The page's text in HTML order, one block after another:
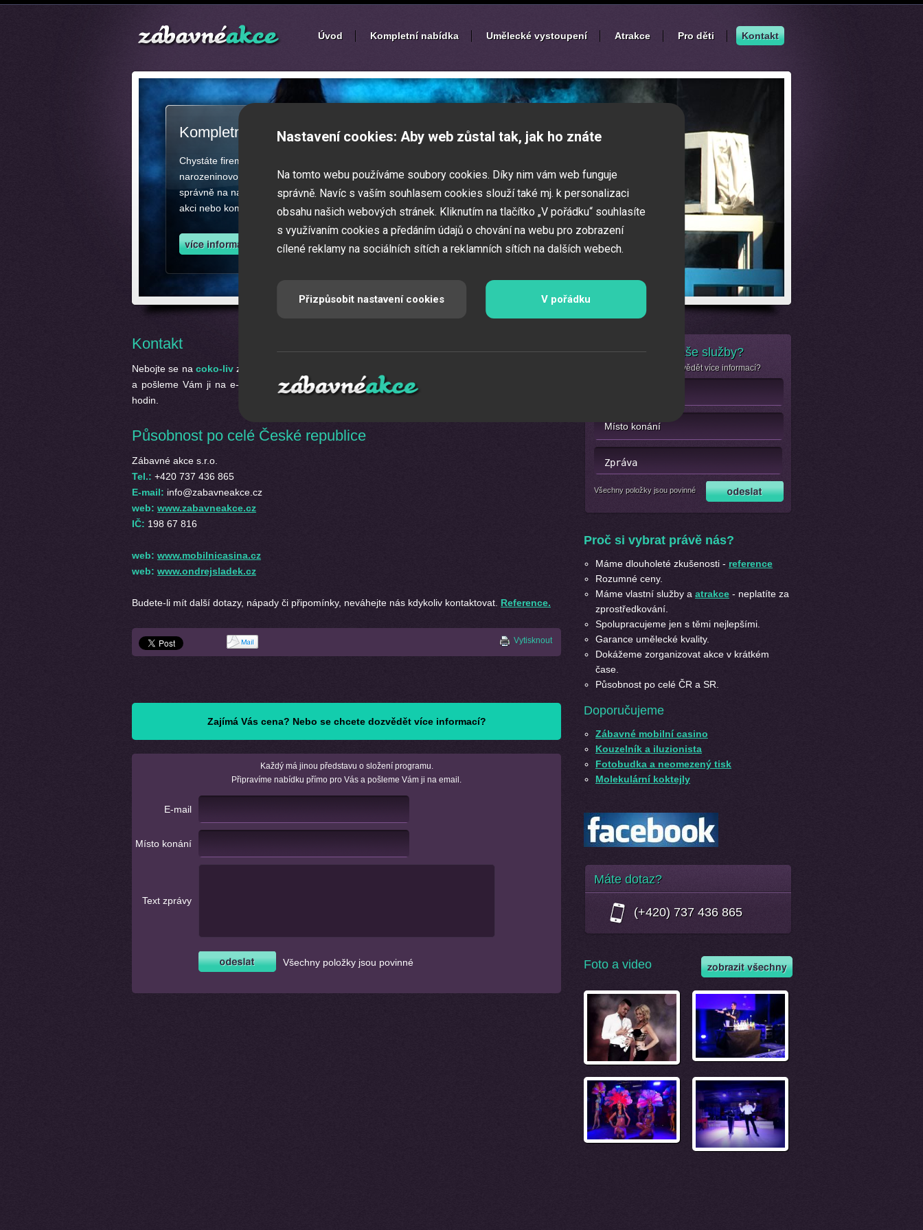
Úvod Kompletní nabídka Umělecké vystoupení Atrakce Pro děti Kontakt
Kompletní zajištěnízábavných akcí
Chystáte firemní akci, večírek nebo ples? Připravujete svatbu,
narozeninovou oslavu či zábavné představení pro děti? Pak jste
správně na našich stránkách. Zajistíme Vám jednotlivé umělce na Vaši
akci nebo kompletní zajištění zábavných a firemních akcí.
Kontakt
Nebojte se nacoko-liv zeptat. Velice rádi Vám odpovíme nebo připravíme nabídku přímo pro Vás
a pošleme Vám ji na e-mail. Odpověď včetně cenové nabídky můžete očekávat obvykle do pár
hodin.
Působnost po celé České republice
Zábavné akce s.r.o.
Tel.: +420 737 436 865
E-mail: info@zabavneakce.cz
web: www.zabavneakce.cz
IČ: 198 67 816
web: www.mobilnicasina.cz
web: www.ondrejsladek.cz
Budete-li mít další dotazy, nápady či připomínky, neváhejte nás kdykoliv kontaktovat. Reference.
Vytisknout
Zajímá Vás cena? Nebo se chcete dozvědět více informací?
Každý má jinou představu o složení programu.
Připravíme nabídku přímo pro Vás a pošleme Vám ji na email.
E-mail
Místo konání
Text zprávy
Všechny položky jsou povinné
Máte zájem o naše služby?
Nebo se jen chcete dozvědět více informací?
Všechny položky jsou povinné
Proč si vybrat právě nás?
Máme dlouholeté zkušenosti - reference
Rozumné ceny.
Máme vlastní služby a atrakce - neplatíte za
zprostředkování.
Spolupracujeme jen s těmi nejlepšími.
Garance umělecké kvality.
Dokážeme zorganizovat akce v krátkém
čase.
Působnost po celé ČR a SR.
Doporučujeme
Zábavné mobilní casino
Kouzelník a iluzionista
Fotobudka a neomezený tisk
Molekulární koktejly
Máte dotaz?
(+420) 737 436 865
Foto a video
Nastavení cookies: Aby web zůstal tak, jak ho znáte
Na tomto webu používáme soubory cookies. Díky nim vám web funguje
správně. Navíc s vaším souhlasem cookies slouží také mj. k personalizaci
obsahu našich webových stránek. Kliknutím na tlačítko „V pořádku“ souhlasíte
s využívaním cookies a předáním údajů o chování na webu pro zobrazení
cílené reklamy na sociálních sítích a reklamních sítích na dalších webech.
Přizpůsobit nastavení cookies V pořádku